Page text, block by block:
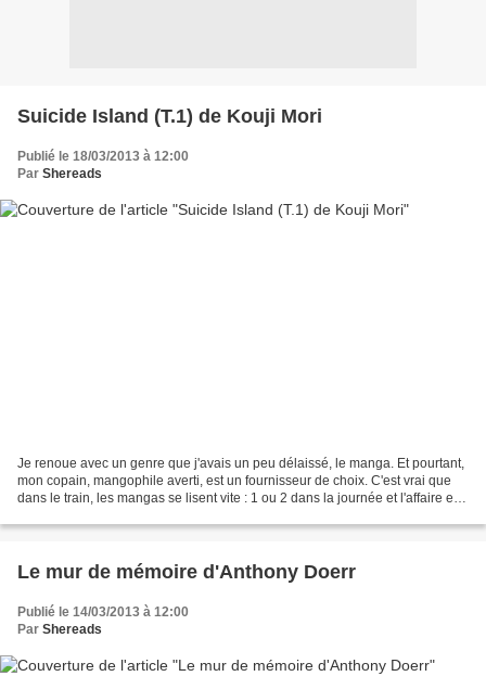
Suicide Island (T.1) de Kouji Mori
Publié le 18/03/2013 à 12:00
Par Shereads
Je renoue avec un genre que j'avais un peu délaissé, le manga. Et pourtant,
mon copain, mangophile averti, est un fournisseur de choix. C'est vrai que
dans le train, les mangas se lisent vite : 1 ou 2 dans la journée et l'affaire est
Le mur de mémoire d'Anthony Doerr
Publié le 14/03/2013 à 12:00
Par Shereads